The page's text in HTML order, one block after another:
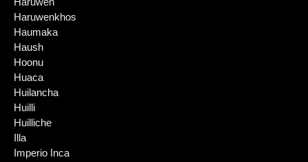
Haruwenkhos
Haumaka
Haush
Hoonu
Huaca
Huilancha
Huilli
Huilliche
Illa
Imperio Inca